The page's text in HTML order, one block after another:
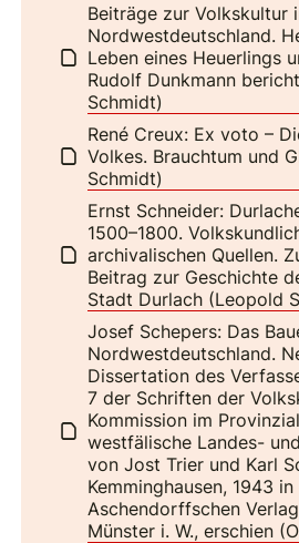
Beiträge zur Volkskultur
Nordwestdeutschland.
Leben eines Heuerlings
Rudolf Dunkmann
Schmidt)
René Creux: Ex voto –
Volkes. Brauchtum und
Schmidt)
Ernst Schneider:
1500–1800.
archivalischen Quellen.
Beitrag zur Geschichte
Stadt Durlach (Leopold
Josef Schepers: Das
Nordwestdeutschland.
Dissertation des
7 der Schriften der
Kommission im
westfälische Landes-
von Jost Trier und Karl
Kemminghausen, 1943
Aschendorffschen
Münster i. W., erschien